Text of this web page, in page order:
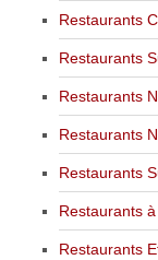
Restaurants
Restaurants
Restaurants
Restaurants
Restaurants
Restaurants à
Restaurants